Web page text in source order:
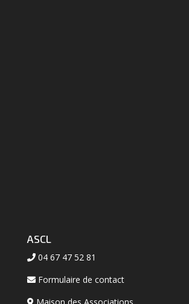
ASCL
04 67 47 52 81
Formulaire de contact
Maison des Associations